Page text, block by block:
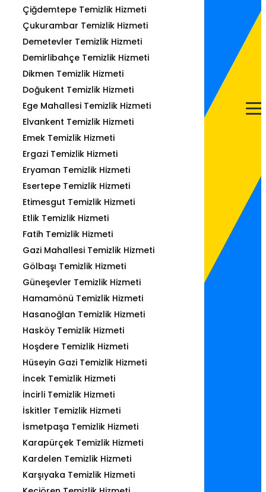
Çiğdemtepe Temizlik Hizmeti
Çukurambar Temizlik Hizmeti
Demetevler Temizlik Hizmeti
Demirlibahçe Temizlik Hizmeti
Dikmen Temizlik Hizmeti
Doğukent Temizlik Hizmeti
Ege Mahallesi Temizlik Hizmeti
Elvankent Temizlik Hizmeti
Emek Temizlik Hizmeti
Ergazi Temizlik Hizmeti
Eryaman Temizlik Hizmeti
Esertepe Temizlik Hizmeti
Etimesgut Temizlik Hizmeti
Etlik Temizlik Hizmeti
Fatih Temizlik Hizmeti
Gazi Mahallesi Temizlik Hizmeti
Gölbaşı Temizlik Hizmeti
Güneşevler Temizlik Hizmeti
Hamamönü Temizlik Hizmeti
Hasanoğlan Temizlik Hizmeti
Hasköy Temizlik Hizmeti
Hoşdere Temizlik Hizmeti
Hüseyin Gazi Temizlik Hizmeti
İncek Temizlik Hizmeti
İncirli Temizlik Hizmeti
İskitler Temizlik Hizmeti
İsmetpaşa Temizlik Hizmeti
Karapürçek Temizlik Hizmeti
Kardelen Temizlik Hizmeti
Karşıyaka Temizlik Hizmeti